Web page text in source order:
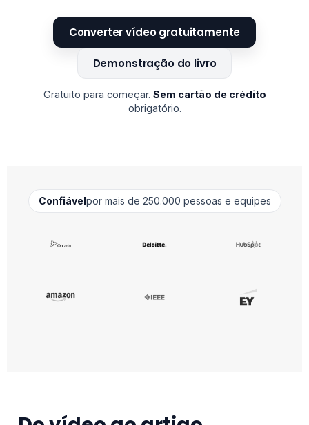
Converter vídeo gratuitamente
Demonstração do livro
Gratuito para começar. Sem cartão de crédito
obrigatório.
Confiávelpor mais de 250.000 pessoas e equipes